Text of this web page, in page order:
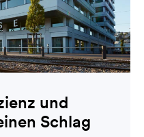
und
Schlag